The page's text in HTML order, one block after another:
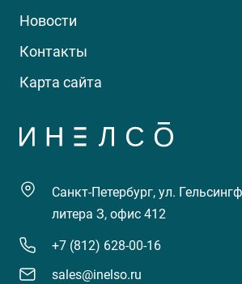
Новости
Контакты
Карта сайта
Санкт-Петербург, ул.
литера З, офис 412
+7 (812) 628-00-16
sales@inelso.ru